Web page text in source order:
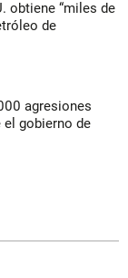
obtiene “miles de
de
agresiones
gobierno de